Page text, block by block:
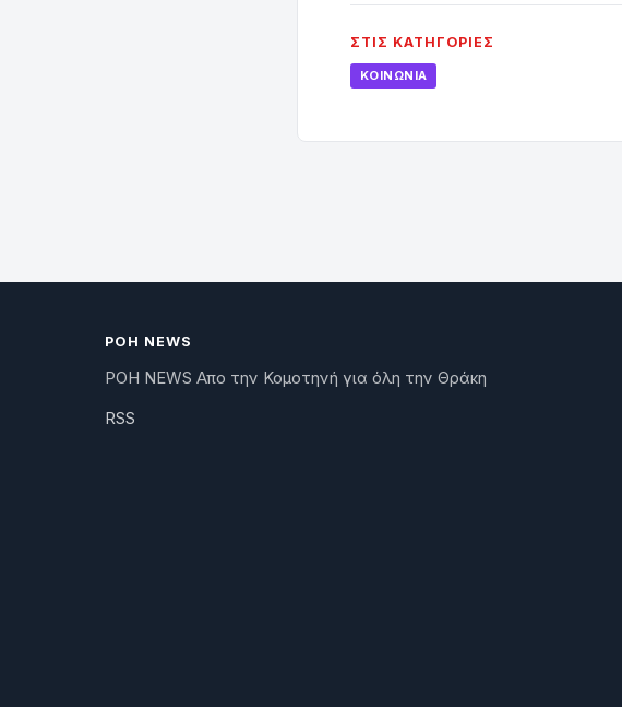
ΣΤΙΣ ΚΑΤΗΓΟΡΊΕΣ
ΚΟΙΝΩΝΊΑ
ΡΟΗ NEWS
ΡΟΗ NEWS Απο την Κομοτηνή για όλη την Θράκη
RSS